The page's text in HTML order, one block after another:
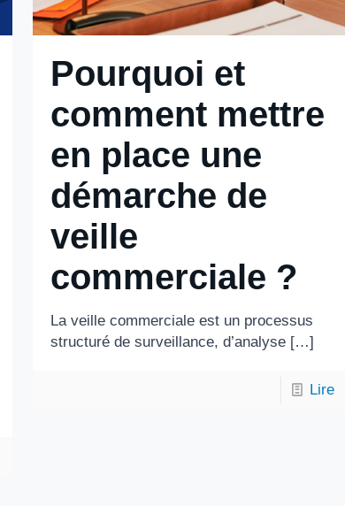
Pourquoi et
comment mettre
en place une
démarche de
veille
commerciale ?
La veille commerciale est un processus
structuré de surveillance, d’analyse[…]
Lire